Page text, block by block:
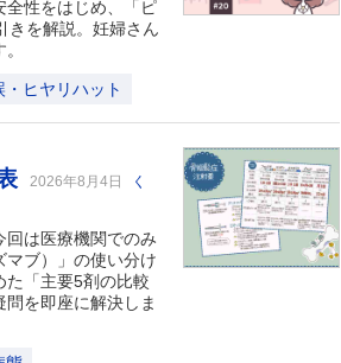
全性をはじめ、「ピ
きを解説。妊婦さん
・ヒヤリハット
2026年8月4日
く
は医療機関でのみ
ブ）」の使い分け
た「主要5剤の比較
を即座に解決しま